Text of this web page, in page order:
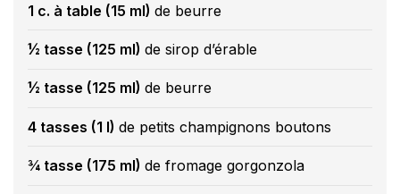
1 c. à table (15 ml) de beurre
½ tasse (125 ml) de sirop d’érable
½ tasse (125 ml) de beurre
4 tasses (1 l) de petits champignons boutons
¾ tasse (175 ml) de fromage gorgonzola